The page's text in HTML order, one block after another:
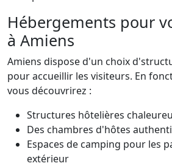
Hébergements pour
à Amiens
Amiens dispose d'un choix
pour accueillir les visiteurs. En
vous découvrirez :
Structures hôtelières
Des chambres d'hôtes
Espaces de camping pour les
extérieur